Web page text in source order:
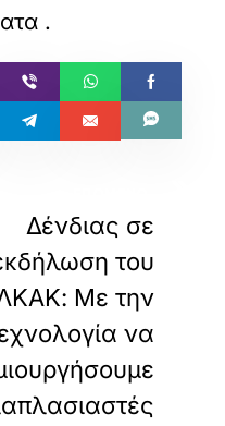
.
Δένδιας σε
του
Με την
να